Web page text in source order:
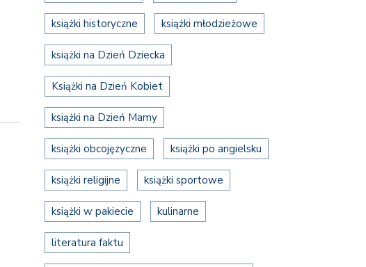
książki historyczne książki młodzieżowe
książki na Dzień Dziecka
Książki na Dzień Kobiet
książki na Dzień Mamy
książki obcojęzyczne książki po angielsku
książki religijne książki sportowe
książki w pakiecie kulinarne
literatura faktu